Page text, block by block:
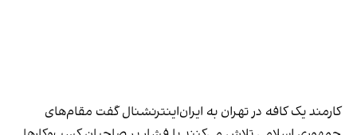
کارمند یک کافه در تهران به ایران‌اینترنشنال گفت مقام‌های